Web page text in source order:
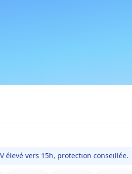
élevé vers 15h, protection conseillée.